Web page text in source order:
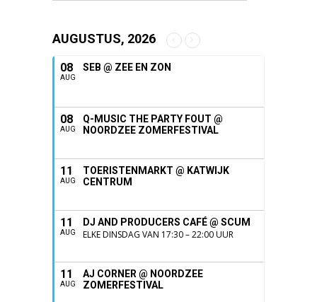
AUGUSTUS, 2026
08
AUG
SEB @ ZEE EN ZON
08
AUG
Q-MUSIC THE PARTY FOUT @
NOORDZEE ZOMERFESTIVAL
11
AUG
TOERISTENMARKT @ KATWIJK
CENTRUM
11
AUG
DJ AND PRODUCERS CAFÉ @ SCUM
ELKE DINSDAG VAN 17:30 – 22:00 UUR
11
AUG
AJ CORNER @ NOORDZEE
ZOMERFESTIVAL